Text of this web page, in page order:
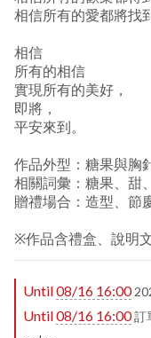
相信所有的愛都將找
相信
所有的相信
實現所有的美好，
即將，
平安來到。
作品外型：糖果與胸
相關詞彙：糖果、甜
贈禮場合：造型、節
※作品含禮盒、說明文
Until08/16 16:00
Until08/16 16:00訂